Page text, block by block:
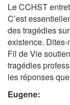
Le CCHST
C’est
des tragédies
existence.
Fil de Vie
tragédies
les réponses
Eugene: